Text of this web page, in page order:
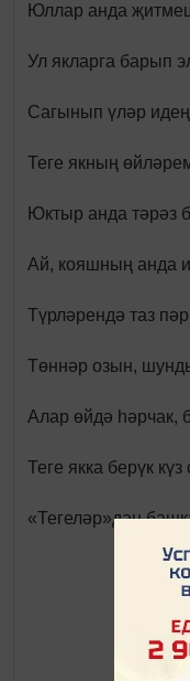
Юллар анда
Ул якларга барып
Сагынып үләр
Теге якның
Юктыр анда тәрәз
Ай, кояшның анда
Түрләрендә таз
Төннәр озын,
Алар өйдә һәрчак,
Теге якка берүк
«Тегеләр»дән